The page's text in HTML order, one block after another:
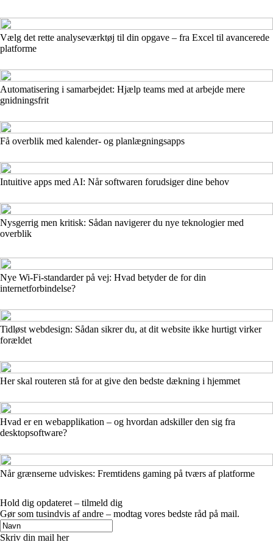
Vælg det rette analyseværktøj til din opgave – fra Excel til avancerede
platforme
Automatisering i samarbejdet: Hjælp teams med at arbejde mere
gnidningsfrit
Få overblik med kalender- og planlægningsapps
Intuitive apps med AI: Når softwaren forudsiger dine behov
Nysgerrig men kritisk: Sådan navigerer du nye teknologier med
overblik
Nye Wi‑Fi‑standarder på vej: Hvad betyder de for din
internetforbindelse?
Tidløst webdesign: Sådan sikrer du, at dit website ikke hurtigt virker
forældet
Her skal routeren stå for at give den bedste dækning i hjemmet
Hvad er en webapplikation – og hvordan adskiller den sig fra
desktopsoftware?
Når grænserne udviskes: Fremtidens gaming på tværs af platforme
Hold dig opdateret – tilmeld dig
Gør som tusindvis af andre – modtag vores bedste råd på mail.
Skriv din mail her